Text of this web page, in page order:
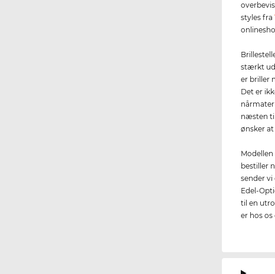
styles fra
stærkt
er briller
Det er
næsten
ønsker
bestiller
sender
Edel-
til en
er hos